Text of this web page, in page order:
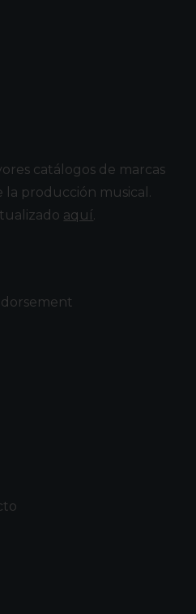
catálogos de marcas
la producción musical.
aquí.